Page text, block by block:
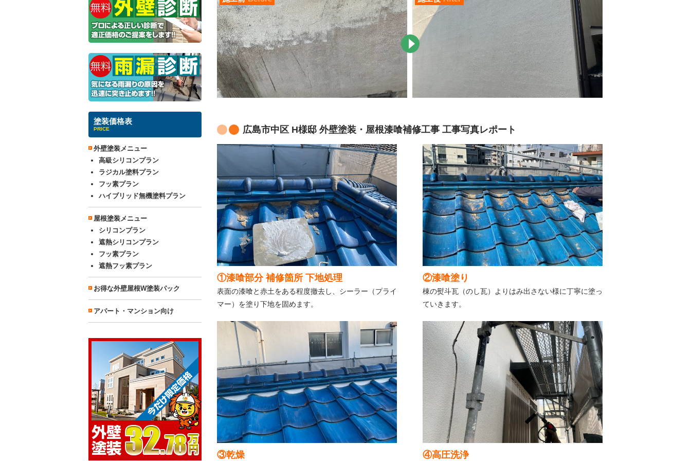
広島市中区 H様邸 外壁塗装・屋根漆喰補修工事 工事写真レポート
①漆喰部分 補修箇所 下地処理
表面の漆喰と赤土をある程度撤去し、シーラー（プライ
マー）を塗り下地を固めます。
②漆喰塗り
棟の熨斗瓦（のし瓦）よりはみ出さない様に丁寧に塗っ
ていきます。
③乾燥 ④高圧洗浄
塗装価格表
PRICE
外壁塗装メニュー
高級シリコンプラン
ラジカル塗料プラン
フッ素プラン
ハイブリッド無機塗料プラン
屋根塗装メニュー
シリコンプラン
遮熱シリコンプラン
フッ素プラン
遮熱フッ素プラン
お得な外壁屋根W塗装パック
アパート・マンション向け